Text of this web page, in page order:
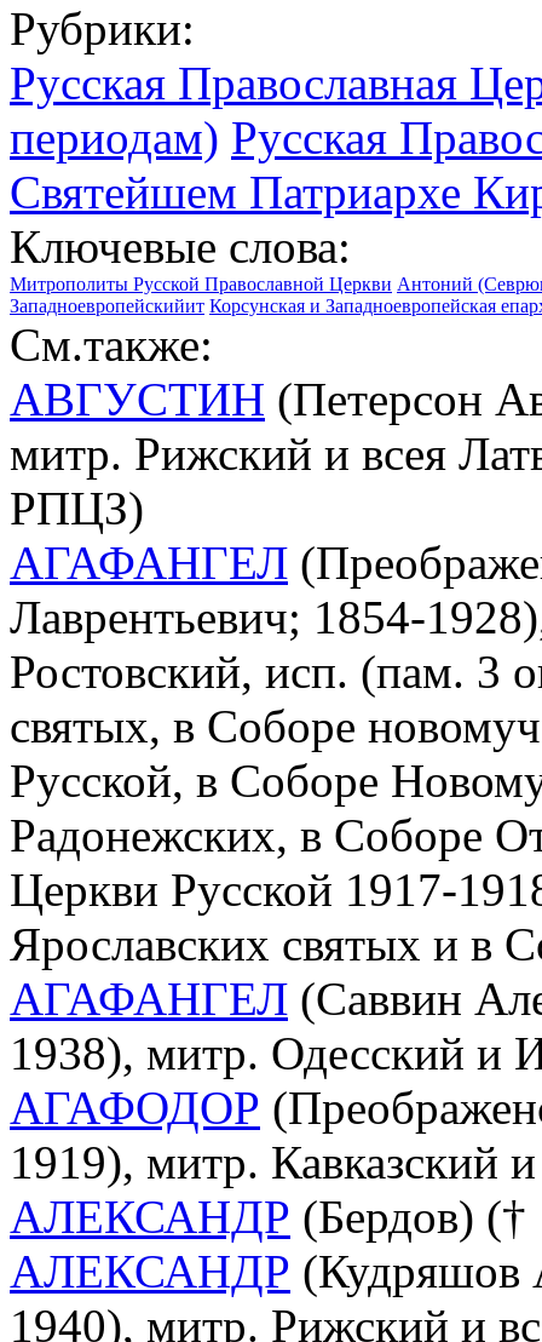
Рубрики:
Русская Православная
периодам) Русская
Святейшем Патриархе
Ключевые слова:
Митрополиты Русской Православной Церкви Антоний
Западноевропейскийит Корсунская и Западноевропейская
См.также:
АВГУСТИН (Петерсон
митр. Рижский и всея
РПЦЗ)
АГАФАНГЕЛ
Лаврентьевич; 1854-
Ростовский, исп. (пам. 3
святых, в Соборе
Русской, в Соборе
Радонежских, в Соборе
Церкви Русской 1917-
Ярославских святых и в
АГАФАНГЕЛ (Саввин
1938), митр. Одесский и
АГАФОДОР
1919), митр. Кавказский
АЛЕКСАНДР (Бердов)
АЛЕКСАНДР (Кудряшов
1940), митр. Рижский и